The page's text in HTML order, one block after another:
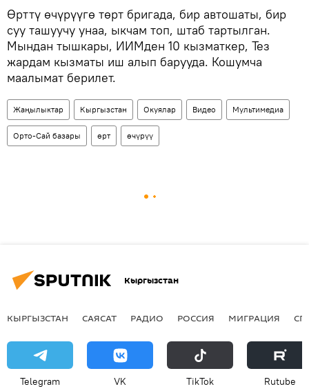
Өрттү өчүрүүгө төрт бригада, бир автошаты, бир
суу ташуучу унаа, ыкчам топ, штаб тартылган.
Мындан тышкары, ИИМден 10 кызматкер, Тез
жардам кызматы иш алып барууда. Кошумча
маалымат берилет.
Жаңылыктар Кыргызстан Окуялар Видео Мультимедиа
Орто-Сай базары өрт өчүрүү
Кыргызстан
КЫРГЫЗСТАН САЯСАТ РАДИО РОССИЯ МИГРАЦИЯ
Telegram VK ТikТоk Rutube